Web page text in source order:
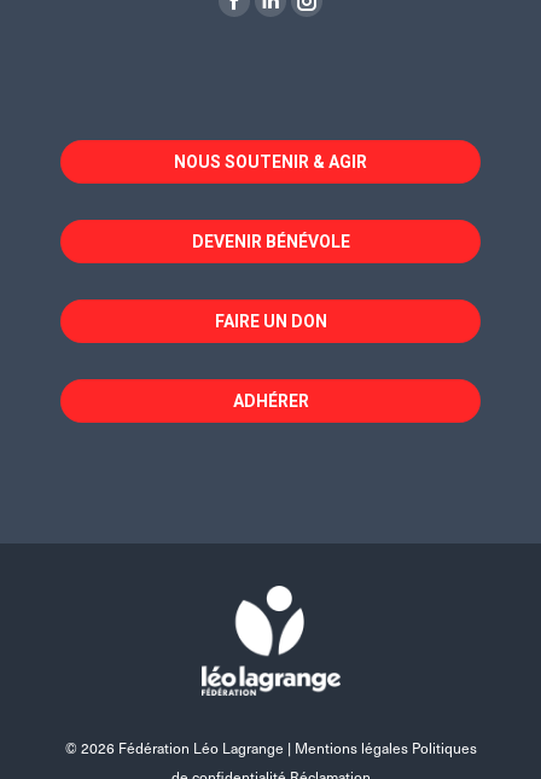
La
dans
une
fenêtre
La
dans
une
fenêtre
La
dans
une
fenêtre
NOUS SOUTENIR & AGIR
DEVENIR BÉNÉVOLE
FAIRE UN DON
ADHÉRER
© 2026 Fédération Léo Lagrange | Mentions légales Politiques